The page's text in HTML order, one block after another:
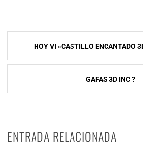
Navegación
de
HOY VI «CASTILLO ENCANTADO
GAFAS 3D INC ?
ENTRADA RELACIONADA